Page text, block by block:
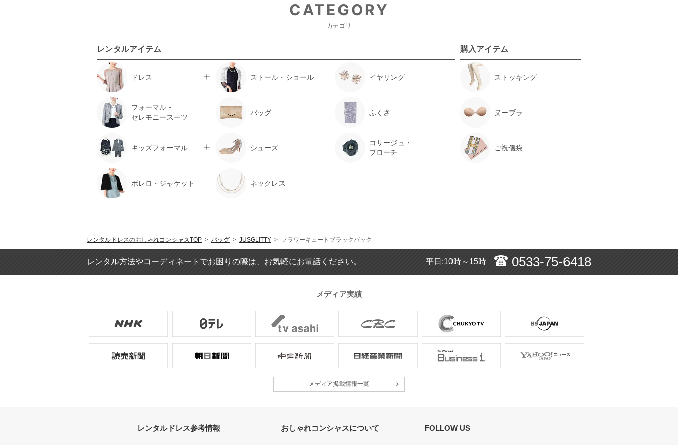
CATEGORY
カテゴリ
レンタルアイテム
ドレス ストール・ショール イヤリング
フォーマル・
セレモニースーツ
バッグ ふくさ
キッズフォーマル シューズ
コサージュ・
ブローチ
ボレロ・ジャケット ネックレス
購入アイテム
ストッキング
ヌーブラ
ご祝儀袋
レンタルドレスのおしゃれコンシャスTOP > バッグ > JUSGLITTY > フラワーキュートブラックバック
レンタル方法やコーディネートでお困りの際は、お気軽にお電話ください。 平日:10時～15時 0533-75-6418
メディア実績
メディア掲載情報一覧
レンタルドレス参考情報 おしゃれコンシャスについて FOLLOW US